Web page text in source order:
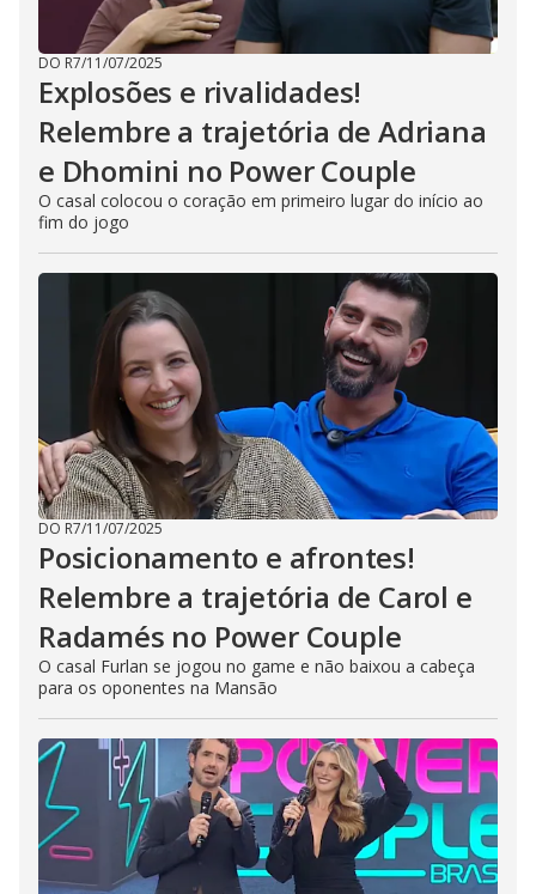
DO R7/11/07/2025
Explosões e rivalidades!
Relembre a trajetória de Adriana
e Dhomini no Power Couple
O casal colocou o coração em primeiro lugar do início ao
fim do jogo
DO R7/11/07/2025
Posicionamento e afrontes!
Relembre a trajetória de Carol e
Radamés no Power Couple
O casal Furlan se jogou no game e não baixou a cabeça
para os oponentes na Mansão